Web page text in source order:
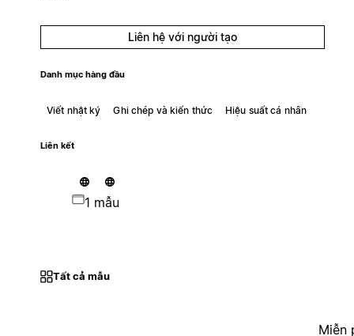
Liên hệ với người tạo
Danh mục hàng đầu
Viết nhật ký Ghi chép và kiến thức Hiệu suất cá nhân
Liên kết
1 mẫu
Tất cả mẫu
Miễn